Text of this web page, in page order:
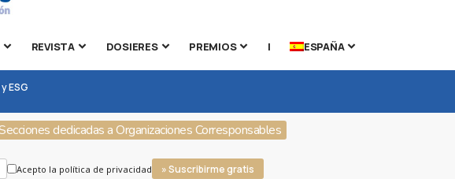
REVISTA DOSIERES PREMIOS | ESPAÑA
ESG
dedicadas a Organizaciones Corresponsables
Acepto la política de privacidad » Suscribirme gratis